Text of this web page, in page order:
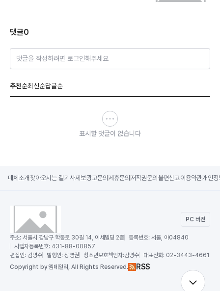
댓글0
댓글을 작성하려면 로그인해주세요
추천순최신순답글순
표시할 댓글이 없습니다
매체소개 찾아오시는 길기사제보광고문의 제휴문의 저작권문의 불편신고이용약관개인정
PC 버전
주소: 서울시 강남구 학동로 30길 14, 이세빌딩 2층 등록번호: 서울, 아04840
사업자등록번호: 431-88-00857
편집인: 김명수 발행인: 장영권 청소년보호책임자:김명수 대표전화: 02-3443-4661
Copyright by 엠데일리, All Rights Reserved. RSS